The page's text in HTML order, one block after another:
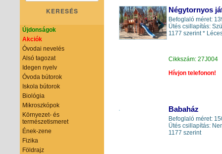
KERESÉS
Újdonságok
Akciók
Óvodai nevelés
Alsó tagozat
Idegen nyelv
Óvoda bútorok
Iskola bútorok
Biológia
Mikroszkópok
Környezet- és
természetismeret
Ének-zene
Fizika
Földrajz
Négytornyos
Befoglaló méret:
Ütés csillapítás:
1177 szerint *
Cikkszám: 27J004
Hívjon telefonon!
Babaház
Befoglaló méret:
Ütés csillapítás:
1177 szerint